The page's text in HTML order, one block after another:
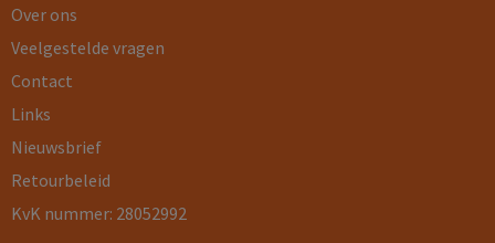
Over ons
Veelgestelde vragen
Contact
Links
Nieuwsbrief
Retourbeleid
KvK nummer: 28052992